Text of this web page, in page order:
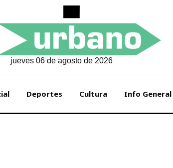
jueves 06 de agosto de 2026
Deportes Cultura Info General